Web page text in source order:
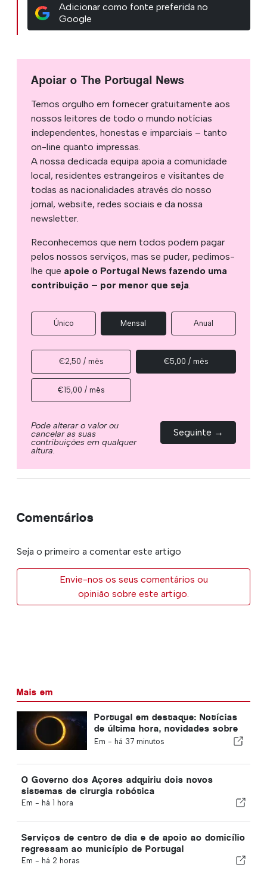
Adicionar como fonte preferida no
Google
Apoiar o The Portugal News
Temos orgulho em fornecer gratuitamente aos
nossos leitores de todo o mundo notícias
independentes, honestas e imparciais – tanto
on-line quanto impressas.
A nossa dedicada equipa apoia a comunidade
local, residentes estrangeiros e visitantes de
todas as nacionalidades através do nosso
jornal, website, redes sociais e da nossa
newsletter.
Reconhecemos que nem todos podem pagar
pelos nossos serviços, mas se puder, pedimos-
lhe que apoie o Portugal News fazendo uma
contribuição – por menor que seja.
Único Mensal Anual
€2,50 / mês €5,00 / mês
€15,00 / mês
Pode alterar o valor ou
cancelar as suas
contribuições em qualquer
altura.
Seguinte →
Comentários
Seja o primeiro a comentar este artigo
Envie-nos os seus comentários ou
opinião sobre este artigo.
Mais em
Portugal em destaque: Notícias
de última hora, novidades sobre
viagens e as principais notícias
Em - há 37 minutos
O Governo dos Açores adquiriu dois novos
sistemas de cirurgia robótica
Em - há 1 hora
Serviços de centro de dia e de apoio ao domicílio
regressam ao município de Portugal
Em - há 2 horas